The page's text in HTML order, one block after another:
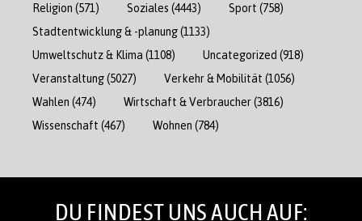
Religion (571) Soziales (4443) Sport (758)
Stadtentwicklung & -planung(1133)
Umweltschutz & Klima (1108) Uncategorized (918)
Veranstaltung(5027) Verkehr & Mobilität (1056)
Wahlen (474) Wirtschaft & Verbraucher(3816)
Wissenschaft (467) Wohnen (784)
DU FINDEST UNS AUCH AUF: